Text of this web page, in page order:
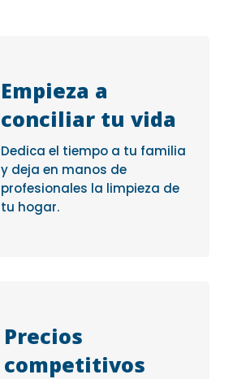
Empieza a
conciliar tu vida
Dedica el tiempo a tu familia
y deja en manos de
profesionales la limpieza de
tu hogar.
Precios
competitivos